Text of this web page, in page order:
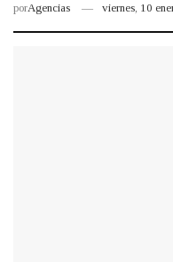
porAgencias viernes, 10